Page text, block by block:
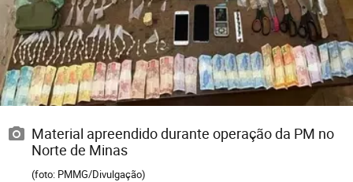
Material apreendido durante operação da PM no
Norte de Minas
(foto: PMMG/Divulgação)